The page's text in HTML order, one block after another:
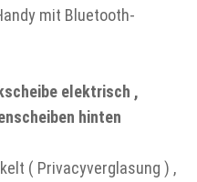
mit Bluetooth-
elektrisch ,
hinten
( Privacyverglasung ) ,